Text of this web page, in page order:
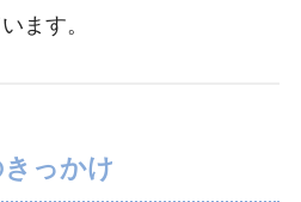
ます。
っかけ